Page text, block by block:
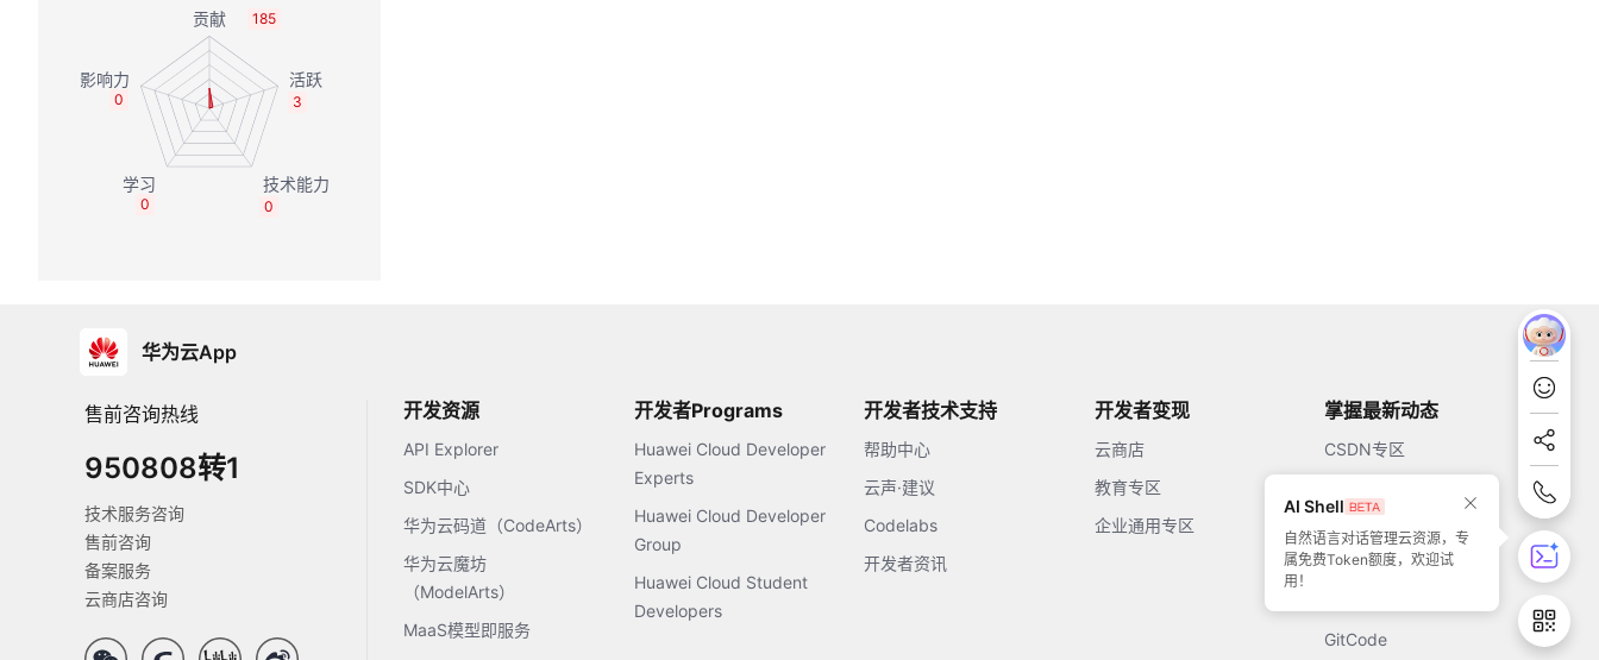
185
3
0
0
0
华为云App
售前咨询热线
950808转1
技术服务咨询
售前咨询
备案服务
云商店咨询
开发资源
API Explorer
SDK中心
华为云码道（CodeArts）
华为云魔坊
（ModelArts）
MaaS模型即服务
开发者Programs
Huawei Cloud Developer
Experts
Huawei Cloud Developer
Group
Huawei Cloud Student
Developers
开发者技术支持
帮助中心
云声·建议
Codelabs
开发者资讯
开发者变现
云商店
教育专区
企业通用专区
掌握最新动态
CSDN专区
51CTO
GitCode
AI Shell
自然语言对话管理云资源，专
属免费Token额度，欢迎试
用！